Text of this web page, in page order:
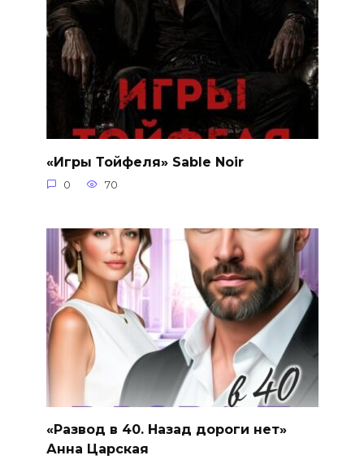
«Игры Тойфеля» Sable Noir
0 70
«Развод в 40. Назад дороги нет»
Анна Царская